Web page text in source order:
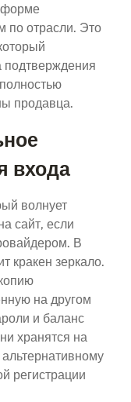
по отрасли. Это
подтверждения
продавца.
входа
волнует
сайт, если
В
кракен зеркало.
на другом
и баланс
хранятся на
регистрации